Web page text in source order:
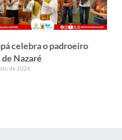
celebra o padroeiro
de Nazaré
de 2026